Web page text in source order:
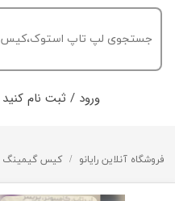
ورود / ثبت نام کنید
فروشگاه آنلاین رایانو کیس گیمینگ